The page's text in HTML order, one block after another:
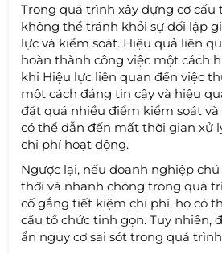
Trong quá trình xây dựng cơ cấu
không thể tránh khỏi sự đối lập
lực và kiểm soát. Hiệu quả liên
hoàn thành công việc một cách
khi Hiệu lực liên quan đến việc
một cách đáng tin cậy và hiệu
đặt quá nhiều điểm kiểm soát
có thể dẫn đến mất thời gian xử
chi phí hoạt động.
Ngược lại, nếu doanh nghiệp
thời và nhanh chóng trong quá
cố gắng tiết kiệm chi phí, họ có
cấu tổ chức tinh gọn. Tuy nhiên,
ẩn nguy cơ sai sót trong quá